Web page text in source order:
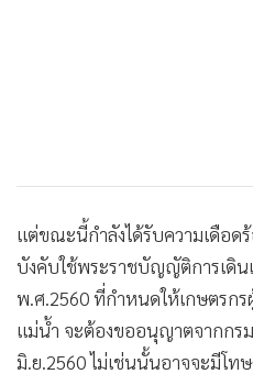
แต่ขณะนี้กำลังได้รับความเดือด
บังคับใช้พระราชบัญญัติการเดิน
พ.ศ.2560 ที่กำหนดให้เกษตรกร
แม่น้ำ จะต้องขออนุญาตจากกร
มิ.ย.2560 ไม่เช่นนั้นอาจจะมีโท